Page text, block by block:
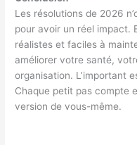
Les résolutions de 2026
pour avoir un réel impact.
réalistes et faciles à
améliorer votre santé,
organisation. L’important
Chaque petit pas compte
version de vous-même.